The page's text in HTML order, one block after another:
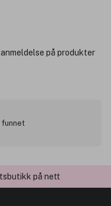
på produkter
funnet
på nett